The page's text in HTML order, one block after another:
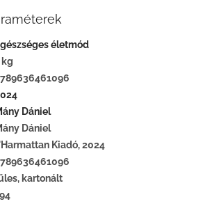
életmód
kg
Dániel
Dániel
Kiadó, 2024
kartonált